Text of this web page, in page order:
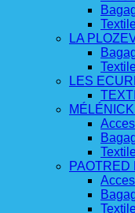
LA
LES
PAOTRED